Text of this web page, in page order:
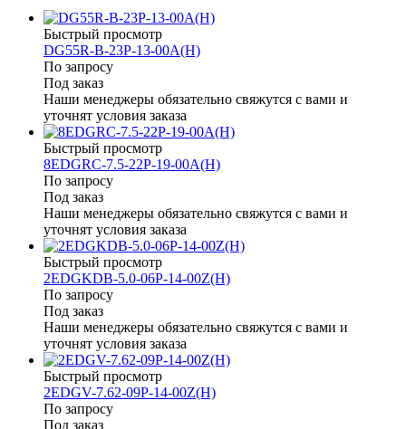
Быстрый просмотр
DG55R-B-23P-13-00A(H)
По запросу
Под заказ
Наши менеджеры обязательно свяжутся с вами и
уточнят условия заказа
Быстрый просмотр
8EDGRC-7.5-22P-19-00A(H)
По запросу
Под заказ
Наши менеджеры обязательно свяжутся с вами и
уточнят условия заказа
Быстрый просмотр
2EDGKDB-5.0-06P-14-00Z(H)
По запросу
Под заказ
Наши менеджеры обязательно свяжутся с вами и
уточнят условия заказа
Быстрый просмотр
2EDGV-7.62-09P-14-00Z(H)
По запросу
Под заказ